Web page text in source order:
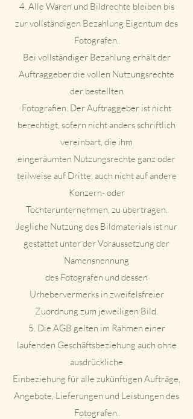
4. Alle Waren und Bildrechte bleiben bis
zur vollständigen Bezahlung Eigentum des
Fotografen.
Bei vollständiger Bezahlung erhält der
Auftraggeber die vollen Nutzungsrechte
der bestellten
Fotografien. Der Auftraggeber ist nicht
berechtigt, sofern nicht anders schriftlich
vereinbart, die ihm
eingeräumten Nutzungsrechte ganz oder
teilweise auf Dritte, auch nicht auf andere
Konzern- oder
Tochterunternehmen, zu übertragen.
Jegliche Nutzung des Bildmaterials ist nur
gestattet unter der Voraussetzung der
Namensnennung
des Fotografen und dessen
Urhebervermerks in zweifelsfreier
Zuordnung zum jeweiligen Bild.
5. Die AGB gelten im Rahmen einer
laufenden Geschäftsbeziehung auch ohne
ausdrückliche
Einbeziehung für alle zukünftigen Aufträge,
Angebote, Lieferungen und Leistungen des
Fotografen.